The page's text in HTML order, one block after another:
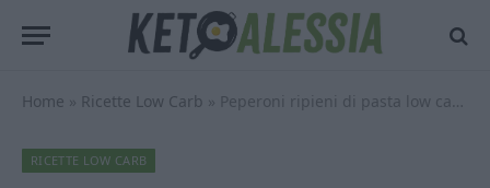
Home » Ricette Low Carb » Peperoni ripieni di pasta low carb in friggitrice ad aria
RICETTE LOW CARB